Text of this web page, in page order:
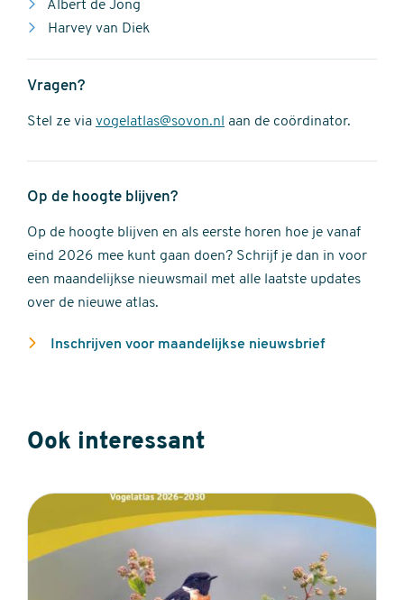
Albert de Jong
Harvey van Diek
Vragen?
Stel ze via vogelatlas@sovon.nl aan de coördinator.
Op de hoogte blijven?
Op de hoogte blijven en als eerste horen hoe je vanaf
eind 2026 mee kunt gaan doen? Schrijf je dan in voor
een maandelijkse nieuwsmail met alle laatste updates
over de nieuwe atlas.
Inschrijven voor maandelijkse nieuwsbrief
Ook interessant